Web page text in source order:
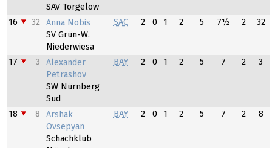
SAV Torgelow
16 32
Anna Nobis
SV Grün-W.
Niederwiesa
SAC 2 0 1 2 5 7½ 2 32
17 3
Alexander
Petrashov
SW Nürnberg
Süd
BAY 2 0 1 2 5 7 2 3
18 8
Arshak
Ovsepyan
Schachklub
BAY 2 0 1 2 5 7 2 8